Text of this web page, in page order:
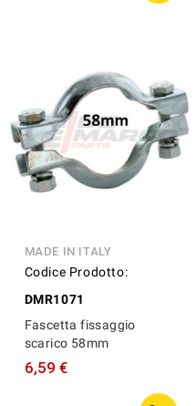
MADE IN ITALY
Codice Prodotto:
DMR1071
Fascetta fissaggio
scarico 58mm
6,59 €